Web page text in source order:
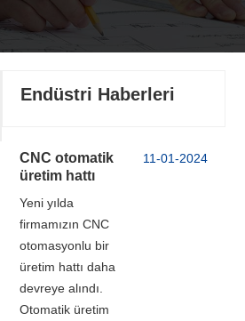
Endüstri Haberleri
11-01-2024
CNC otomatik
üretim hattı
Yeni yılda
firmamızın CNC
otomasyonlu bir
üretim hattı daha
devreye alındı.
Otomatik üretim